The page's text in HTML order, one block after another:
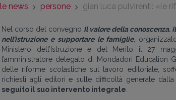
le news persone gian luca pulvirenti: «le
Nel corso del convegno Il valore della conoscenza.
nell’istruzione e supportare le famiglie,
Ministero dell’Istruzione e del Merito il 27
l’amministratore delegato di Mondadori Education
delle riforme scolastiche sul lavoro editoriale,
richiesti agli editori e sulle difficoltà generate
seguito il suo intervento integrale